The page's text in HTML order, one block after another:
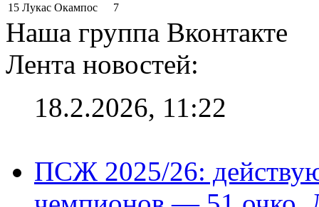
15 Лукас Окампос 7
Наша группа Вконтакте
Лента новостей:
18.2.2026, 11:22
ПСЖ 2025/26: